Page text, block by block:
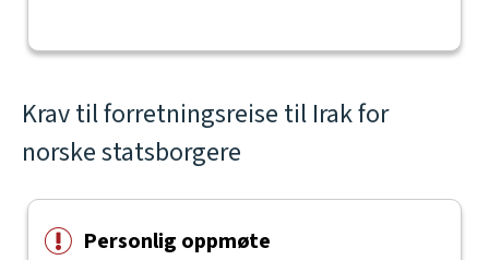
Krav til forretningsreise til Irak for
norske statsborgere
Personlig oppmøte